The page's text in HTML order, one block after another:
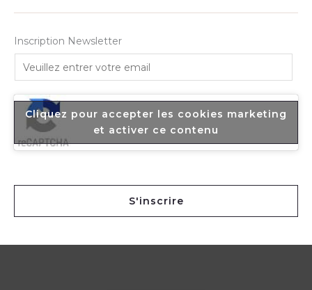
Inscription Newsletter
a
*
Cliquez pour accepter les cookies marketing
et activer ce contenu
S'inscrire